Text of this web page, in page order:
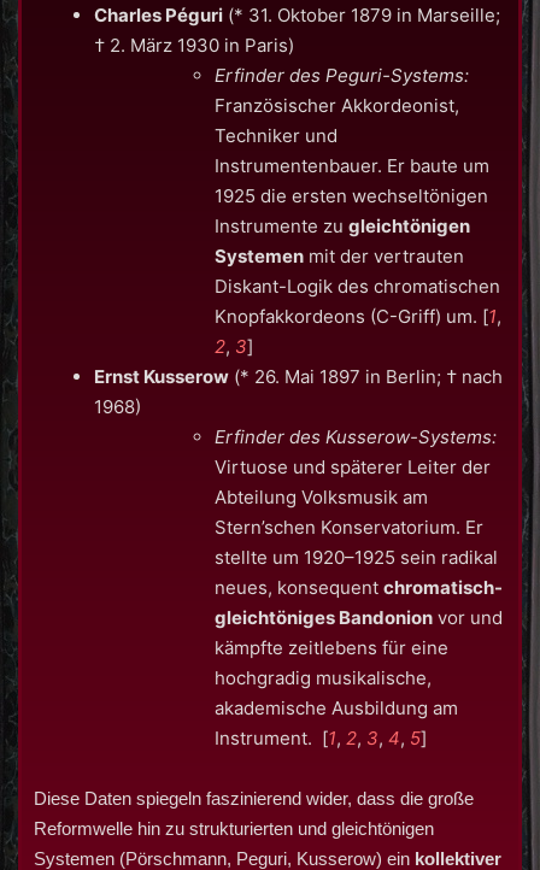
Charles Péguri (* 31. Oktober 1879 in Marseille;
† 2. März 1930 in Paris)
Erfinder des Peguri-Systems:
Französischer Akkordeonist,
Techniker und
Instrumentenbauer. Er baute um
1925 die ersten wechseltönigen
Instrumente zu gleichtönigen
Systemen mit der vertrauten
Diskant-Logik des chromatischen
Knopfakkordeons (C-Griff) um. [1,
2, 3]
Ernst Kusserow (* 26. Mai 1897 in Berlin; † nach
1968)
Erfinder des Kusserow-Systems:
Virtuose und späterer Leiter der
Abteilung Volksmusik am
Stern’schen Konservatorium. Er
stellte um 1920–1925 sein radikal
neues, konsequent chromatisch-
gleichtöniges Bandonion vor und
kämpfte zeitlebens für eine
hochgradig musikalische,
akademische Ausbildung am
Instrument. [1, 2, 3, 4, 5]
Diese Daten spiegeln faszinierend wider, dass die große
Reformwelle hin zu strukturierten und gleichtönigen
Systemen (Pörschmann, Peguri, Kusserow) ein kollektiver